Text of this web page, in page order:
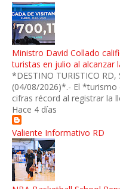
Ministro David Collado
turistas en julio al alcanzar
*DESTINO TURISTICO
(04/08/2026)*.- El
cifras récord al registrar la
Hace 4 días
Valiente Informativo RD